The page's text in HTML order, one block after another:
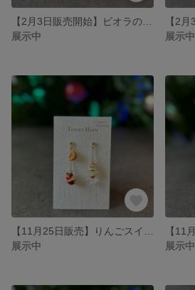
展示中
展示中
展示中
展示中